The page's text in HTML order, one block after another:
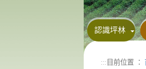
認識坪林
::: 目前位置 ：